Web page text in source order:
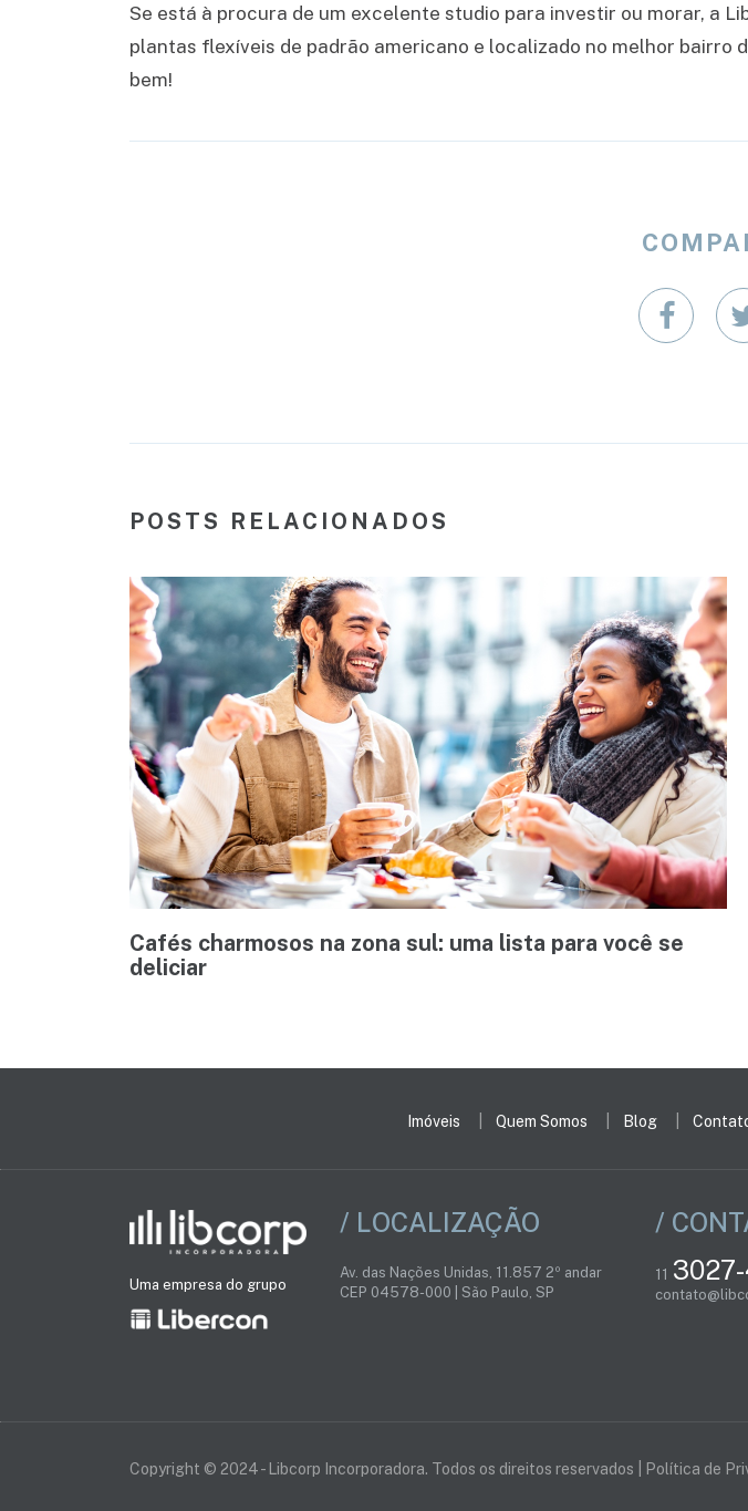
Se está à procura de um excelente studio para investir ou morar, a
plantas flexíveis de padrão americano e localizado no melhor bairro
bem!
POSTS RELACIONADOS
Cafés charmosos na zona sul: uma lista para você se
deliciar
Imóveis Quem Somos Blog
Uma empresa do grupo
/ LOCALIZAÇÃO
Av. das Nações Unidas, 11.857 2º andar
CEP 04578-000 | São Paulo, SP
/
11
Copyright © 2024 - Libcorp Incorporadora. Todos os direitos reservados | Política de